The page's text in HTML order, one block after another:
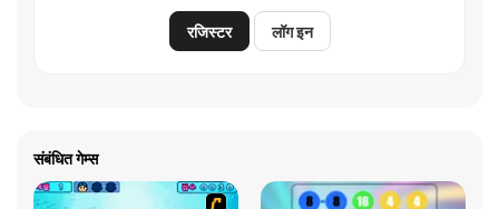
रजिस्टर लॉग इन
संबंधित गेम्स